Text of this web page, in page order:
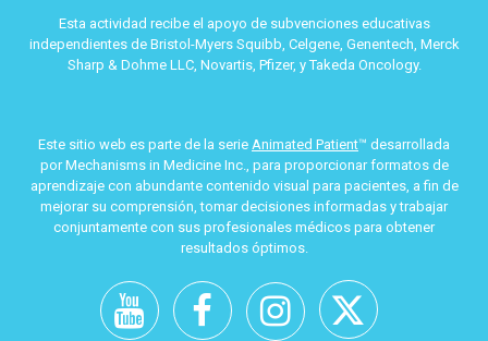
Esta actividad recibe el apoyo de subvenciones educativas
independientes de Bristol-Myers Squibb, Celgene, Genentech, Merck
Sharp & Dohme LLC, Novartis, Pfizer, y Takeda Oncology.
Este sitio web es parte de la serie Animated Patient™ desarrollada
por Mechanisms in Medicine Inc., para proporcionar formatos de
aprendizaje con abundante contenido visual para pacientes, a fin de
mejorar su comprensión, tomar decisiones informadas y trabajar
conjuntamente con sus profesionales médicos para obtener
resultados óptimos.